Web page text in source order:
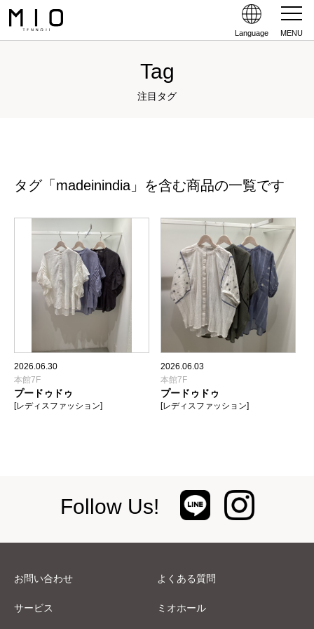
Language MENU
Tag
注目タグ
タグ「madeinindia」を含む商品の一覧です
2026.06.30
本館7F
プードゥドゥ
[レディスファッション]
2026.06.03
本館7F
プードゥドゥ
[レディスファッション]
Follow Us!
お問い合わせ よくある質問
サービス ミオホール